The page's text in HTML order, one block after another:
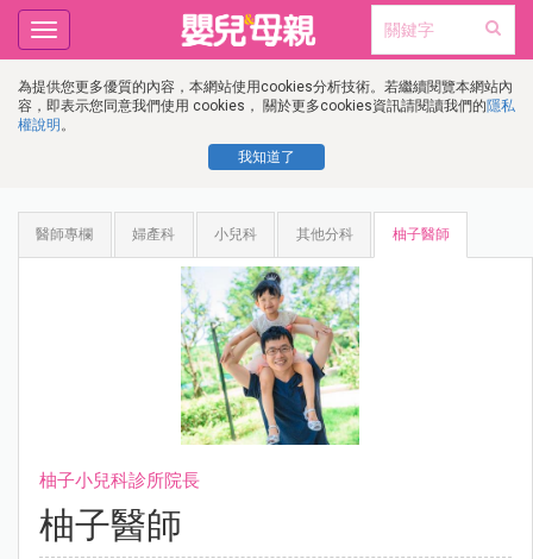
為提供您更多優質的內容，本網站使用cookies分析技術。若繼續閱覽本網站內
容，即表示您同意我們使用 cookies， 關於更多cookies資訊請閱讀我們的隱私
權說明 。
我知道了
Toggle
navigation
醫師專欄 婦產科 小兒科 其他分科 柚子醫師
柚子小兒科診所院長
柚子醫師